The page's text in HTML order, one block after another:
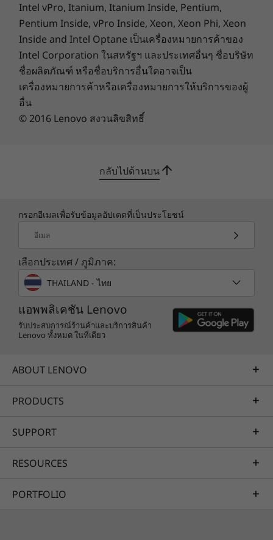
With AI Meeting Manager and its various smart
Meeting Notes Editor, and Subtitles, meetings
are easier to run and attend. Annoying
background noises will be a thing of the past,
and you can hear everyone loud and clear. In
addition, this AIO supports Alexa Show Mode
so it can turn into a voice-activated smart
display instantly.
Preloaded Software
AI Meeting Manager
Alexa
Lenovo Smart Appearance
Lenovo Vantage
Microsoft®Office 2021 Trial
McAfee™ LiveSafe™ Trial
What's in the Box
AC Adapter
Wireless Keyboard
Wireless Mouse
Quick Start Guide
Specifications may vary depending upon region / model.
Intel vPro, Itanium, Itanium Inside, Pentium,
Pentium Inside, vPro Inside, Xeon, Xeon Phi, Xeon
Inside and Intel Optane เป็นเครื่องหมายการค้าของ
Intel Corporation ในสหรัฐฯ และประเทศอื่นๆ ชื่อบริษัท
ชื่อผลิตภัณฑ์ หรือชื่อบริการอื่นใดอาจเป็น
เครื่องหมายการค้าหรือเครื่องหมายการให้บริการของผู้
อื่น
© 2016 Lenovo สงวนลิขสิทธิ์
กลับไปด้านบน
กรอกอีเมลเพื่อรับข้อมูลอัปเดตที่เป็นประโยชน์
อีเมล
เลือกประเทศ / ภูมิภาค:
THAILAND - ไทย
แอพพลิเคชัน Lenovo
รับประสบการณ์ร้านค้าและบริการสินค้า
Lenovo ทั้งหมด ในที่เดียว
ABOUT LENOVO
PRODUCTS
SUPPORT
RESOURCES
PORTFOLIO